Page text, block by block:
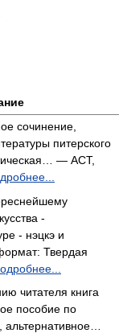
сочинение,
питерского
— АСТ,
-
- нэцкэ и
Твердая
читателя книга
пособие по